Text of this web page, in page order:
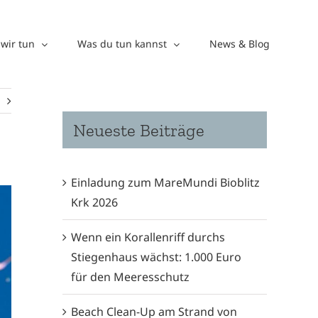
tun Was du tun kannst News & Blog
Neueste Beiträge
Einladung zum MareMundi Bioblitz
Krk 2026
Wenn ein Korallenriff durchs
Stiegenhaus wächst: 1.000 Euro
für den Meeresschutz
Beach Clean-Up am Strand von